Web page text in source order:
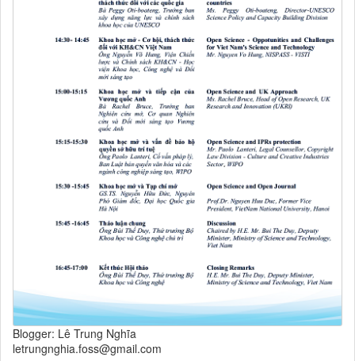
Blogger: Lê Trung Nghĩa
letrungnghia.foss@gmail.com